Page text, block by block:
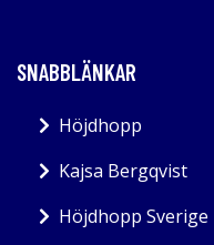
SNABBLÄNKAR
Höjdhopp
Kajsa Bergqvist
Höjdhopp Sverige